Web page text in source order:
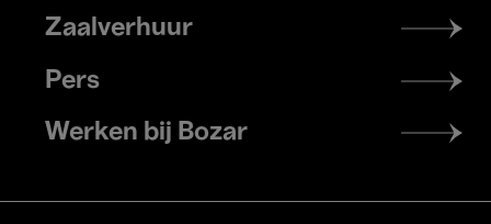
Zaalverhuur
Pers
Werken bij Bozar